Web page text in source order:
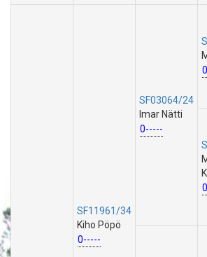
SF11961/34
Kiho Pöpö
0-----
SF03064/24
Imar Nätti
0-----